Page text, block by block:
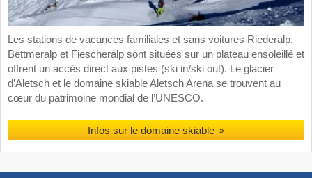
Les stations de vacances familiales et sans voitures Riederalp,
Bettmeralp et Fiescheralp sont situées sur un plateau ensoleillé et
offrent un accès direct aux pistes (ski in/ski out). Le glacier
d’Aletsch et le domaine skiable Aletsch Arena se trouvent au
cœur du patrimoine mondial de l’UNESCO.
Infos sur le domaine skiable